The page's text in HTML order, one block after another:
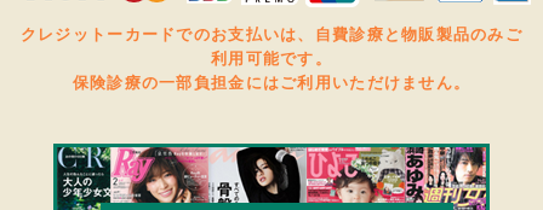
交通事故の影響で肩に痛みがある方を施術しました
2023/09/20
2023/09/17
肩を痛めた方を施術しました
クレジットーカードでのお支払いは、自費診療と物販製品のみご
利用可能です。
保険診療の一部負担金にはご利用いただけません。